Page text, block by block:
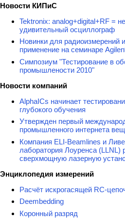
Новости КИПиС
Tektronix: analog+digital+RF =
удивительный осциллограф
Новинки для радиоизмерений
применение на семинаре
Симпозиум "Тестирование в
промышлености 2010"
Новости компаний
AlphaICs начинает
глубокого обучения
Утвержден первый
промышленного интернета
Компания ELI-Beamlines и
лаборатория Лоуренса (LLNL)
сверхмощную лазерную
Энциклопедия измерений
Расчёт искрогасящей RC-
Deembedding
Коронный разряд